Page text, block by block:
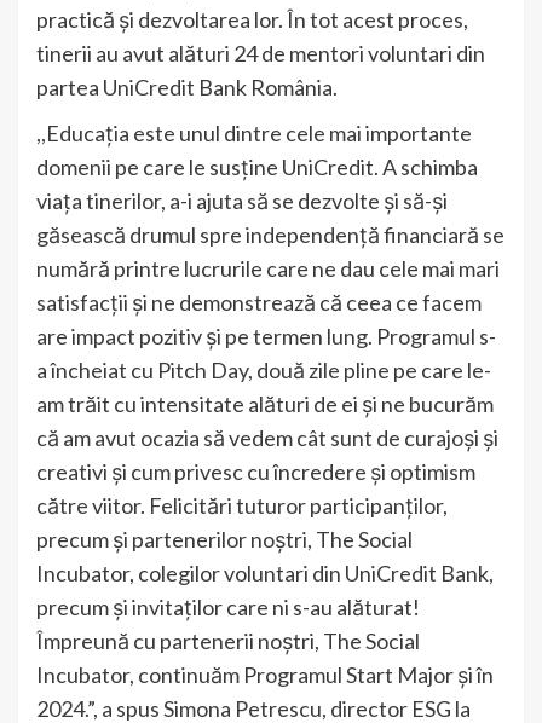
practică și dezvoltarea lor. În tot acest proces,
tinerii au avut alături 24 de mentori voluntari din
partea UniCredit Bank România.
,,Educația este unul dintre cele mai importante
domenii pe care le susține UniCredit. A schimba
viața tinerilor, a-i ajuta să se dezvolte și să-și
găsească drumul spre independență financiară se
numără printre lucrurile care ne dau cele mai mari
satisfacții și ne demonstrează că ceea ce facem
are impact pozitiv și pe termen lung. Programul s-
a încheiat cu Pitch Day, două zile pline pe care le-
am trăit cu intensitate alături de ei și ne bucurăm
că am avut ocazia să vedem cât sunt de curajoși și
creativi și cum privesc cu încredere și optimism
către viitor. Felicitări tuturor participanţilor,
precum şi partenerilor noştri, The Social
Incubator, colegilor voluntari din UniCredit Bank,
precum şi invitaţilor care ni s-au alăturat!
Împreună cu partenerii noştri, The Social
Incubator, continuăm Programul Start Major și în
2024.”, a spus Simona Petrescu, director ESG la